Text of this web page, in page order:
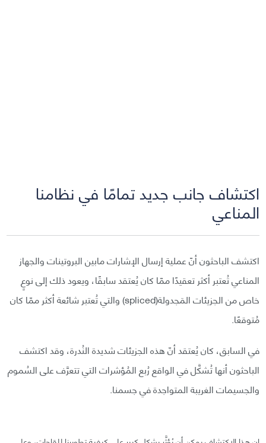
اكتشاف جانب جديد تمامًا في نظامنا
المناعي
اكتشف الباحثون أنّ عملية إرسال الإشارات مابين البروتينات والجهاز
المناعي تُعتبر أكثر تعقيدًا ممّا كان يُعتقد سابقًا، ويعود ذلك إلى نوعٍ
خاص من الجزيئات المَجدولة(spliced) والتي تُعتبر شائعة أكثر ممّا كان
مُتوقعًا.
في السابق، كان يُعتقد أنّ هذه الجزيئات شديدة النُدرة، وقد اكتشف
الباحثون أنها تُشكَّل في الواقع رُبع المُؤشرات التي تتعرَّف على السُموم
والجسيمات الغريبة المتواجدة في جسمنا.